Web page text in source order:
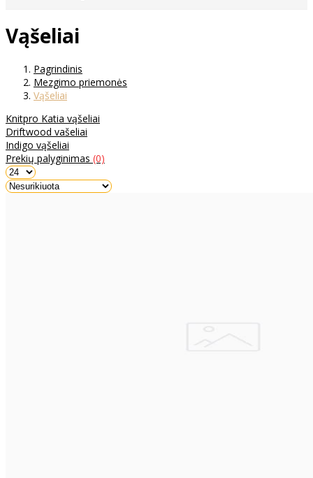
Vąšeliai
Pagrindinis
Mezgimo priemonės
Vąšeliai
Knitpro Katia vąšeliai
Driftwood vašeliai
Indigo vąšeliai
Prekių palyginimas (0)